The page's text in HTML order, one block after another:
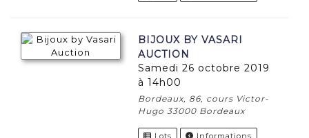
BIJOUX BY VASARI
AUCTION
samedi 26 octobre 2019
à 14h00
Bordeaux, 86, cours Victor-
Hugo 33000 Bordeaux
Lots Informations